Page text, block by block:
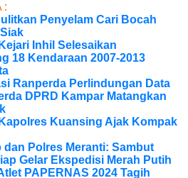
:
Penyelam Cari Bocah
Inhil Selesaikan
18 Kendaraan 2007-2013
Ranperda Perlindungan Data
DPRD Kampar Matangkan
Kuansing Ajak Kompak
dan Polres Meranti: Sambut
Gelar Ekspedisi Merah Putih
PAPERNAS 2024 Tagih